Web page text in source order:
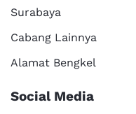
Surabaya
Cabang Lainnya
Alamat Bengkel
Social Media